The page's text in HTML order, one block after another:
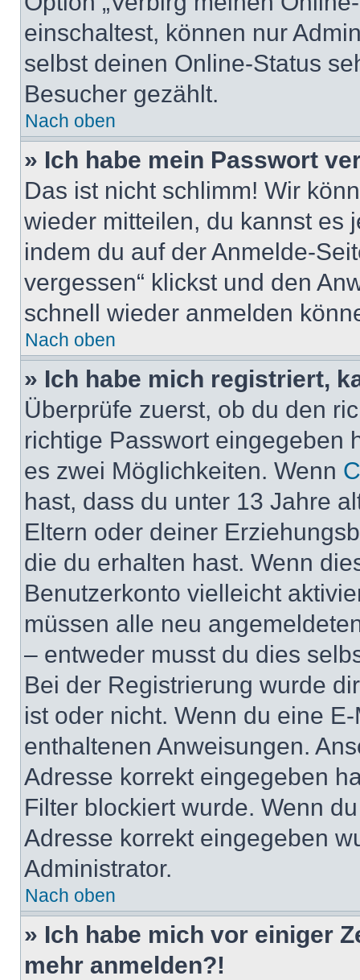
einschaltest, können nur
selbst deinen Online-Status
Besucher gezählt.
Nach oben
» Ich habe mein Passwort
Das ist nicht schlimm! Wir
wieder mitteilen, du kannst es
indem du auf der Anmelde-
vergessen“ klickst und den
schnell wieder anmelden
Nach oben
» Ich habe mich registriert,
Überprüfe zuerst, ob du den
richtige Passwort eingegeben
es zwei Möglichkeiten. Wenn
hast, dass du unter 13 Jahre
Eltern oder deiner
die du erhalten hast. Wenn
Benutzerkonto vielleicht
müssen alle neu
– entweder musst du dies
Bei der Registrierung wurde
ist oder nicht. Wenn du eine
enthaltenen Anweisungen.
Adresse korrekt eingegeben
Filter blockiert wurde. Wenn
Adresse korrekt eingegeben
Administrator.
Nach oben
» Ich habe mich vor einiger
mehr anmelden?!